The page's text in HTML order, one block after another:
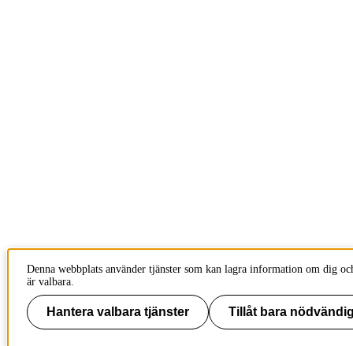
Denna webbplats använder tjänster som kan lagra information om dig
är valbara.
Hantera valbara tjänster Tillåt bara